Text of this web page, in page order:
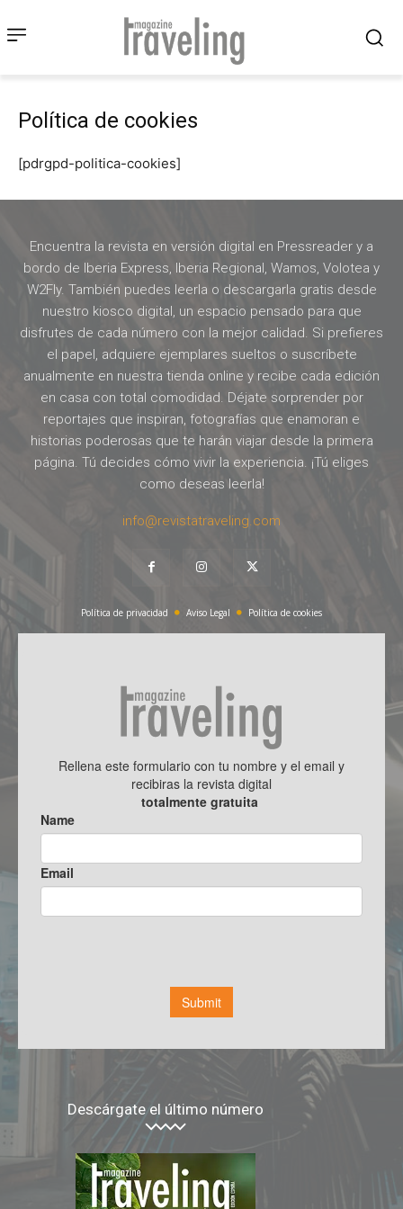
Política de cookies
[pdrgpd-politica-cookies]
Encuentra la revista en versión digital en Pressreader y a
bordo de Iberia Express, Iberia Regional, Wamos, Volotea y
W2Fly. También puedes leerla o descargarla gratis desde
nuestro kiosco digital, un espacio pensado para que
disfrutes de cada número con la mejor calidad. Si prefieres
el papel, adquiere ejemplares sueltos o suscríbete
anualmente en nuestra tienda online y recibe cada edición
en casa con total comodidad. Déjate sorprender por
reportajes que inspiran, fotografías que enamoran e
historias poderosas que te harán viajar desde la primera
página. Tú decides cómo vivir la experiencia. ¡Tú eliges
como deseas leerla!
info@revistatraveling.com
Política de privacidad Aviso Legal Política de cookies
Descárgate el último número